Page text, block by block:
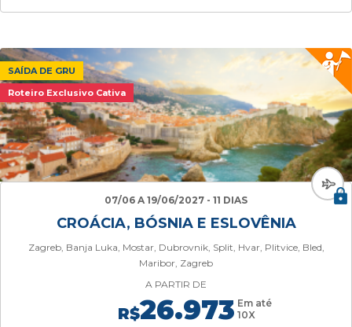
SAÍDA DE GRU
Roteiro Exclusivo Cativa
07/06 A 19/06/2027 - 11 DIAS
CROÁCIA, BÓSNIA E ESLOVÊNIA
Zagreb, Banja Luka, Mostar, Dubrovnik, Split, Hvar, Plitvice, Bled,
Maribor, Zagreb
A PARTIR DE
R$26.973 Em até
10X